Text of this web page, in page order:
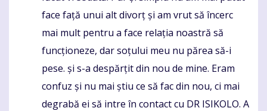
face față unui alt divorț și am vrut să încerc
mai mult pentru a face relația noastră să
funcționeze, dar soțului meu nu părea să-i
pese. și s-a despărțit din nou de mine. Eram
confuz și nu mai știu ce să fac din nou, ci mai
degrabă ei să intre în contact cu DR ISIKOLO. A